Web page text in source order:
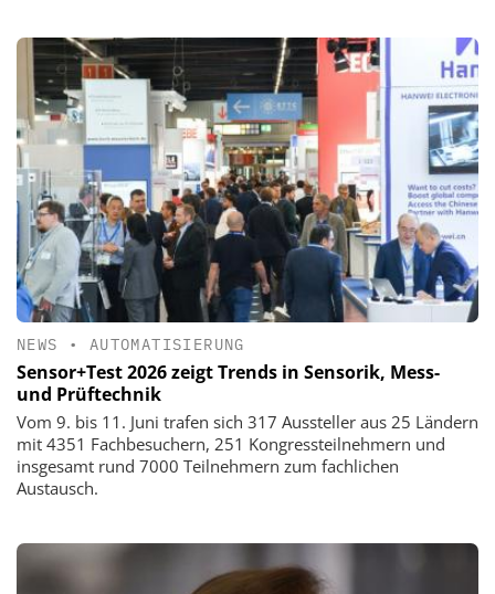
NEWS • AUTOMATISIERUNG
Sensor+Test 2026 zeigt Trends in Sensorik, Mess-
und Prüftechnik
Vom 9. bis 11. Juni trafen sich 317 Aussteller aus 25 Ländern
mit 4351 Fachbesuchern, 251 Kongressteilnehmern und
insgesamt rund 7000 Teilnehmern zum fachlichen
Austausch.